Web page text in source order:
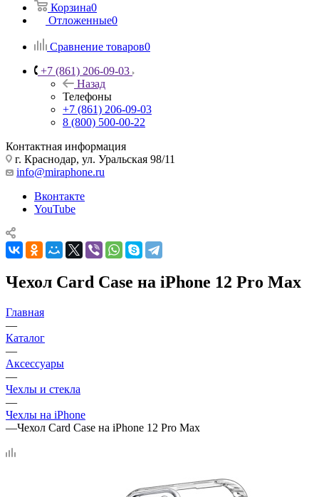
Корзина0
Отложенные0
Сравнение товаров0
+7 (861) 206-09-03
Назад
Телефоны
+7 (861) 206-09-03
8 (800) 500-00-22
Контактная информация
г. Краснодар, ул. Уральская 98/11
info@miraphone.ru
Вконтакте
YouTube
Чехол Card Case на iPhone 12 Pro Max
Главная
—
Каталог
—
Аксессуары
—
Чехлы и стекла
—
Чехлы на iPhone
—Чехол Card Case на iPhone 12 Pro Max